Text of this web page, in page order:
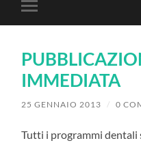
Attiva/disattiva
il
dispositivi
mobili
IMMEDIATA
25 GENNAIO 2013 / 0
Tutti i programmi dentali